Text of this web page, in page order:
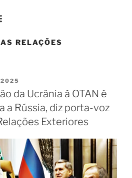
RELAÇÕES
2025
da Ucrânia à OTAN é
a Rússia, diz porta-voz
Exteriores